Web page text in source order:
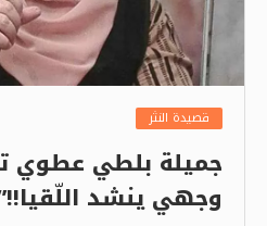
قصيدة النثر
جميلة بلطي عطوي
وجهي ينشد